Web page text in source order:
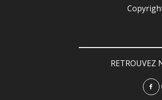
RETROUVEZ